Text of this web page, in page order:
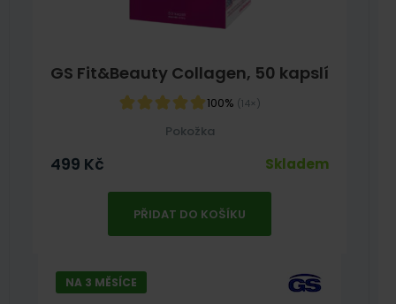
GS Fit&Beauty Collagen, 50 kapslí
100% (14×)
Pokožka
499 Kč Skladem
PŘIDAT DO KOŠÍKU
NA 3 MĚSÍCE